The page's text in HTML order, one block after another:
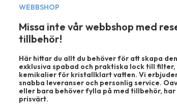
WEBBSHOP
Missa inte vår webbshop med
tillbehör!
Här hittar du allt du behöver för att skapa
exklusiva spabad och praktiska lock till
kemikalier för kristallklart vatten. Vi
snabba leveranser och personlig service.
eller bara behöver fylla på med tillbehör,
prisvärt.